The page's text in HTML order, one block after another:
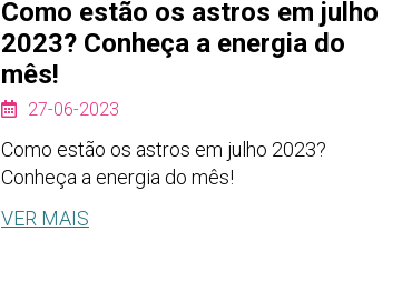
Como estão os astros em julho
2023? Conheça a energia do
mês!
27-06-2023
Como estão os astros em julho 2023?
Conheça a energia do mês!
VER MAIS